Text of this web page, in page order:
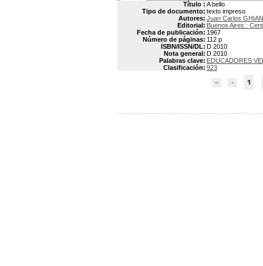
Título : A bello
Tipo de documento: texto impreso
Autores: Juan Carlos
Editorial: Buenos Aires :
Fecha de publicación: 1967
Número de páginas: 112 p
ISBN/ISSN/DL: D 2010
Nota general: D 2010
Palabras clave: EDUCADORES
Clasificación: 923
1